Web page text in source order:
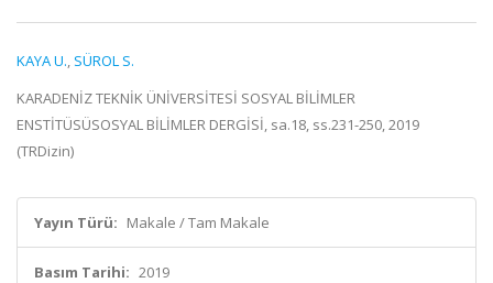
KAYA U., SÜROL S.
KARADENİZ TEKNİK ÜNİVERSİTESİ SOSYAL BİLİMLER
ENSTİTÜSÜSOSYAL BİLİMLER DERGİSİ, sa.18, ss.231-250, 2019
(TRDizin)
Yayın Türü: Makale / Tam Makale
Basım Tarihi: 2019